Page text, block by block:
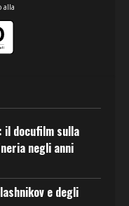
alla
il docufilm sulla
negli anni
e degli